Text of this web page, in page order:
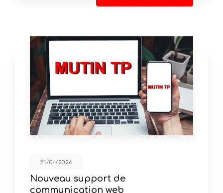
21/04/2026
Nouveau support de
communication web